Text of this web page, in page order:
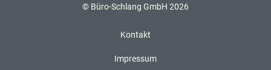
© Büro-Schlang GmbH 2026
Kontakt
Impressum